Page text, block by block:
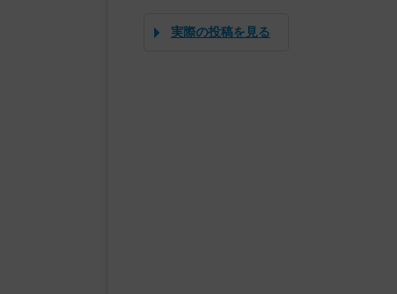
実際の投稿を見る